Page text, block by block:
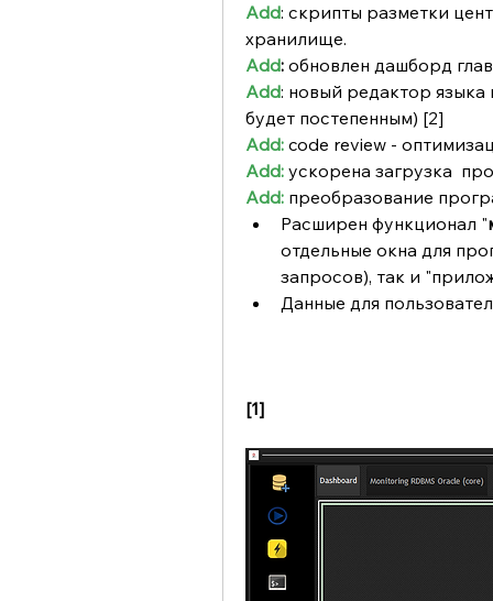
Add: скрипты разметки
хранилище.
Add: обновлен дашборд
Add: новый редактор
будет постепенным) [2]
Add: code review -
Add: ускорена загрузка
Add: преобразование
Расширен функционал "
отдельные окна для
запросов), так и
Данные для
[1]